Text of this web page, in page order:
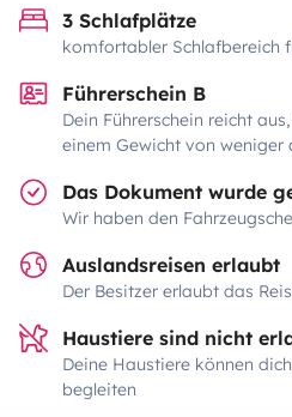
3 Schlafplätze
komfortabler Schlafbereich
Führerschein B
Dein Führerschein reicht
einem Gewicht von weniger
Das Dokument wurde
Wir haben den
Auslandsreisen erlaubt
Der Besitzer erlaubt das
Haustiere sind nicht
Deine Haustiere können
begleiten